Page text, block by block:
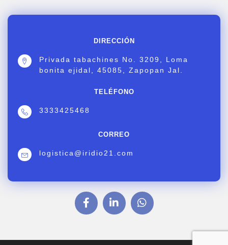
DIRECCIÓN
Privada tabachines No. 3209, Loma
bonita ejidal, 45085, Zapopan Jal.
TELÉFONO
3333425468
CORREO
logistica@iridio21.com